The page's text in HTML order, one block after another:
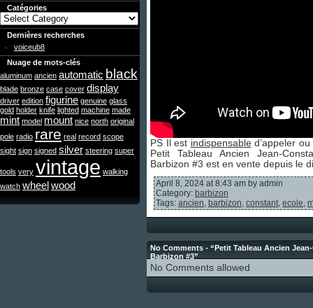
Catégories
Dernières recherches
voiceub8
Nuage de mots-clés
aluminum ancien automatic black
blade bronze case cover display
driver edition figurine genuine glass
gold holder knife lighted machine made
mint model mount nice north original
pole radio rare real record scope
sight sign signed silver steering super
tools very vintage walking
watch wheelwood
PS Il est indispensabled’appeler ou
Petit Tableau Ancien Jean-
Barbizon #3 est en vente depuis le
April 8, 2024 at 8:43 am by admin
Category: barbizon
Tags: ancien, barbizon, constant, ecole,
No Comments - “Petit Tableau Ancien
Barbizon #3”
No Comments allowed